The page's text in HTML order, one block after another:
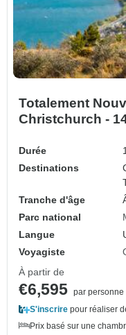
Totalement
Christchurch -
Durée
Destinations
Tranche d'âge
Parc national
Langue
Voyagiste
À partir de
€6,595 par personne
S'inscrire pour réaliser
Prix basé sur une